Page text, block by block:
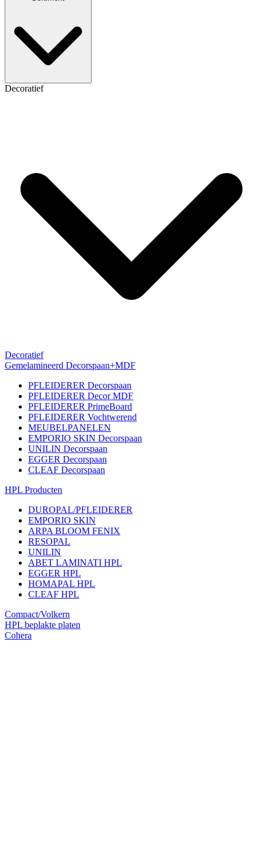
Decoratief
Decoratief
Gemelamineerd Decorspaan+MDF
PFLEIDERER Decorspaan
PFLEIDERER Decor MDF
PFLEIDERER PrimeBoard
PFLEIDERER Vochtwerend
MEUBELPANELEN
EMPORIO SKIN Decorspaan
UNILIN Decorspaan
EGGER Decorspaan
CLEAF Decorspaan
HPL Producten
DUROPAL/PFLEIDERER
EMPORIO SKIN
ARPA BLOOM FENIX
RESOPAL
UNILIN
ABET LAMINATI HPL
EGGER HPL
HOMAPAL HPL
CLEAF HPL
Compact/Volkern
HPL beplakte platen
Cohera